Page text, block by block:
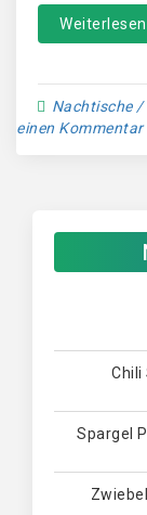
Weiterlesen
Nachtische /
einen Kommentar
Chili
Spargel